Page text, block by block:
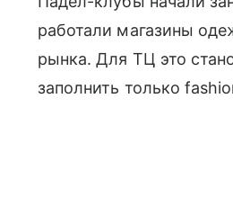
работали магазины
рынка. Для ТЦ это
заполнить только